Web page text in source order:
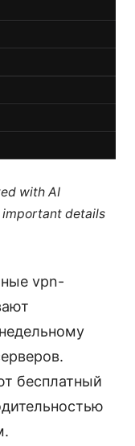
with AI
important details
vpn-
бесплатный